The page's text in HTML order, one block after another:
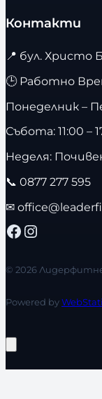
Контакти
📍 бул. Христо
🕒 Работно
Понеделник –
Събота: 11:00 –
Неделя:
📞 0877 277 595
✉
Facebook Instagram
© 2026
Powered by